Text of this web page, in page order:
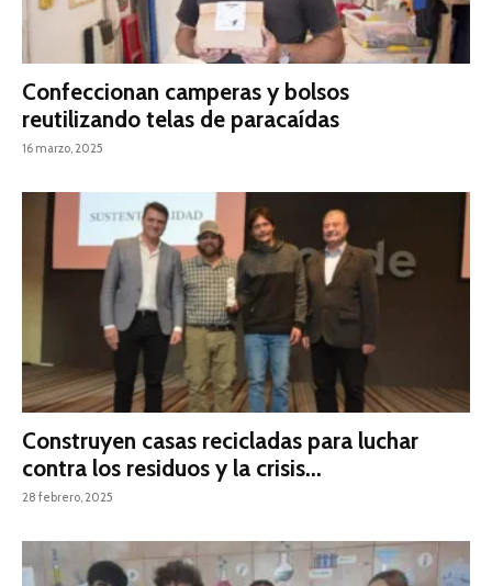
Confeccionan camperas y bolsos
reutilizando telas de paracaídas
16 marzo, 2025
Construyen casas recicladas para luchar
contra los residuos y la crisis...
28 febrero, 2025